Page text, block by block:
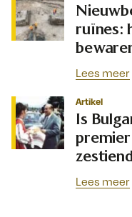
ruïnes:
Lees meer
Artikel
Is
Lees meer